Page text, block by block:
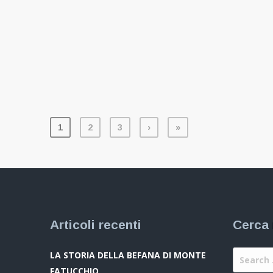
1 2 3 › »
Articoli recenti
LA STORIA DELLA BEFANA DI MONTE